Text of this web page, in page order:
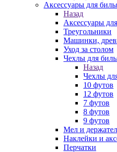
Аксессуары для
Назад
Аксессуары
Треугольники
Машинки,
Уход за столом
Чехлы для
Назад
Чехлы
10 футов
12 футов
7 футов
8 футов
9 футов
Мел и
Наклейки и
Перчатки